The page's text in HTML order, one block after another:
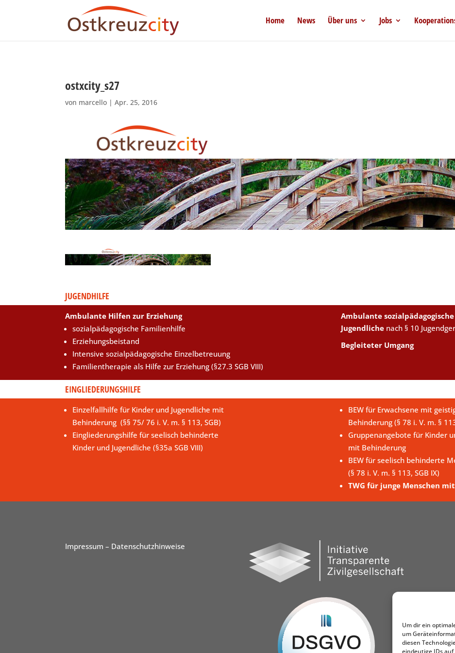
Um dir ein
um
diesen
eindeutige IDs
Home News Über uns Jobs
ostxcity_s27
von marcello |Apr. 25, 2016
JUGENDHILFE
Ambulante Hilfen zur Erziehung
sozialpädagogische Familienhilfe
Erziehungsbeistand
Intensive sozialpädagogische Einzelbetreuung
Familientherapie als Hilfe zur Erziehung (§27.3 SGB VIII)
Ambulante
Jugendliche nach § 10
Begleiteter Umgang
EINGLIEDERUNGSHILFE
Einzelfallhilfe für Kinder und Jugendliche mit
Behinderung (§§ 75/ 76 i. V. m. § 113, SGB)
Eingliederungshilfe für seelisch behinderte
Kinder und Jugendliche (§35a SGB VIII)
BEW für Erwachsene mit
Behinderung (§ 78 i. V. m. §
Gruppenangebote für Kinder
mit Behinderung
BEW für seelisch behinderte
(§ 78 i. V. m. § 113, SGB IX)
TWG für junge Menschen
Impressum – Datenschutzhinweise